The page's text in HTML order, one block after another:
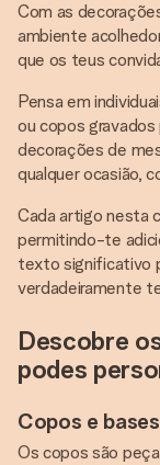
Com as
ambiente
que os teus
Pensa em
ou copos gravados
decorações de
qualquer ocasião,
Cada artigo nesta
permitindo-te
texto significativo
verdadeiramente
Descobre
podes
Copos e
Os copos são